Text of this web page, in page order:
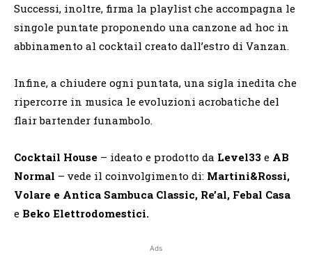
Successi, inoltre, firma la playlist che accompagna le
singole puntate proponendo una canzone ad hoc in
abbinamento al cocktail creato dall’estro di Vanzan.
Infine, a chiudere ogni puntata, una sigla inedita che
ripercorre in musica le evoluzioni acrobatiche del
flair bartender funambolo.
Cocktail House – ideato e prodotto da Level33 e AB
Normal – vede il coinvolgimento di: Martini&Rossi,
Volare e Antica Sambuca Classic, Re’al, Febal Casa
e Beko Elettrodomestici.
Ads